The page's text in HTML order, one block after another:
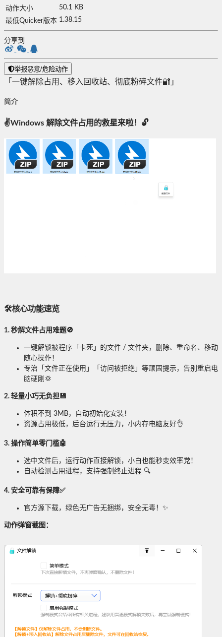
动作大小
50.1 KB
最低Quicker版本 1.38.15
分享到
举报恶意/危险动作
「一键解除占用、移入回收站、彻底粉碎文件🔐」
简介
✌️Windows 解除文件占用的救星来啦！🔓
🛠️核心功能速览
1. 秒解文件占用难题🚫
一键解锁被程序「卡死」的文件 / 文件夹，删除、重命名、移动
随心操作！
专治「文件正在使用」「访问被拒绝」等顽固提示，告别重启电
脑硬刚💢
2. 轻量小巧无负担💾
体积不到 3MB，自动初始化安装！
资源占用极低，后台运行无压力，小内存电脑友好👌
3. 操作简单零门槛🤖
选中文件后，运行动作直接解锁，小白也能秒变效率党！
自动检测占用进程，支持强制终止进程 🔍
4. 安全可靠有保障✅
官方源下载，绿色无广告无捆绑，安全无毒！✨
动作弹窗截图：